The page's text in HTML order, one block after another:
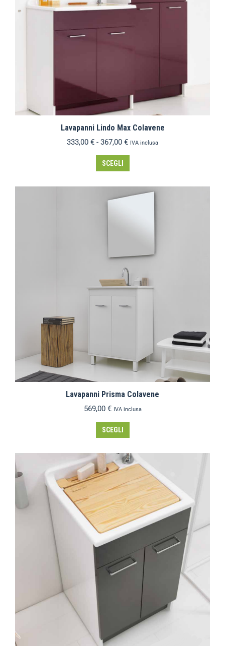
Lavapanni Lindo Max Colavene
333,00 € - 367,00 € IVA inclusa
SCEGLI
Lavapanni Prisma Colavene
569,00 € IVA inclusa
SCEGLI